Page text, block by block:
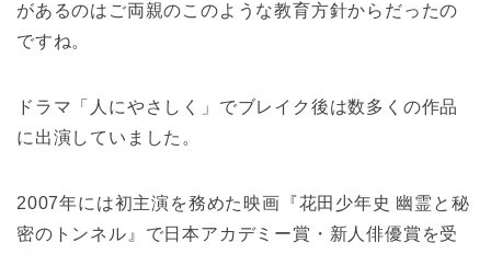
があるのはご両親のこのような教育方針からだったの
ですね。
ドラマ「人にやさしく」でブレイク後は数多くの作品
に出演していました。
2007年には初主演を務めた映画『花田少年史 幽霊と秘
密のトンネル』で日本アカデミー賞・新人俳優賞を受